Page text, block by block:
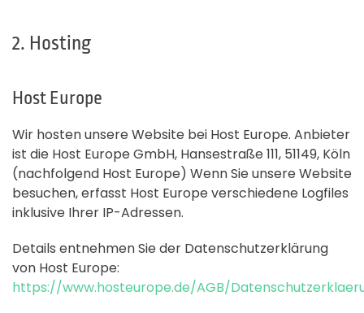
2. Hosting
Host Europe
Wir hosten unsere Website bei Host Europe. Anbieter
ist die Host Europe GmbH, Hansestraße 111, 51149, Köln
(nachfolgend Host Europe) Wenn Sie unsere Website
besuchen, erfasst Host Europe verschiedene Logfiles
inklusive Ihrer IP-Adressen.
Details entnehmen Sie der Datenschutzerklärung
von Host Europe:
https://www.hosteurope.de/AGB/